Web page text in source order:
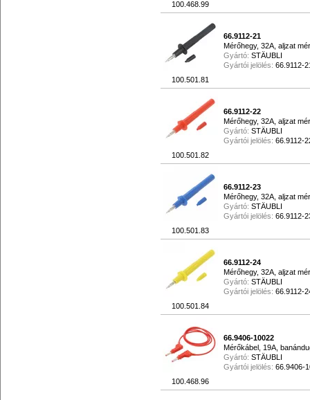
100.468.99
100.501.81
66.9112-21
Mérőhegy, 32A, aljzat
Gyártó: STÄUBLI
Gyártói jelölés: 66.9112-
100.501.82
66.9112-22
Mérőhegy, 32A, aljzat
Gyártó: STÄUBLI
Gyártói jelölés: 66.9112-
100.501.83
66.9112-23
Mérőhegy, 32A, aljzat
Gyártó: STÄUBLI
Gyártói jelölés: 66.9112-
100.501.84
66.9112-24
Mérőhegy, 32A, aljzat
Gyártó: STÄUBLI
Gyártói jelölés: 66.9112-
100.468.96
66.9406-10022
Mérőkábel, 19A,
Gyártó: STÄUBLI
Gyártói jelölés: 66.9406-